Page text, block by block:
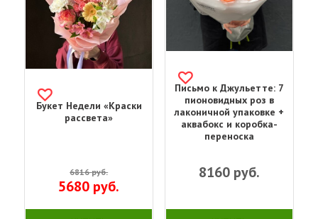
Букет Недели «Краски
рассвета»
6816руб.
5680 руб.
Письмо к Джульетте: 7
пионовидных роз в
лаконичной упаковке +
аквабокс и коробка-
переноска
8160руб.